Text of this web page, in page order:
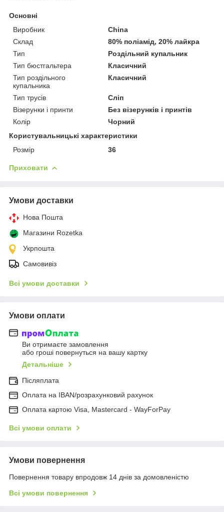
Основні
Виробник
China
Склад
80% поліамід, 20% лайкра
Тип
Роздільний купальник
Тип бюстгальтера
Класичний
Тип роздільного
купальника
Класичний
Тип трусів
Сліп
Візерунки і принти
Без візерунків і принтів
Колір
Чорний
Користувальницькі характеристики
Розмір
36
Приховати
Умови доставки
Нова Пошта
Магазини Rozetka
Укрпошта
Самовивіз
Всі умови доставки
Умови оплати
Ви отримаєте замовлення
або гроші повернуться на вашу картку
Детальніше
Післяплата
Оплата на IBAN/розрахунковий рахунок
Оплата картою Visa, Mastercard - WayForPay
Всі умови оплати
Умови повернення
Повернення товару впродовж 14 днів за домовленістю
Всі умови повернення